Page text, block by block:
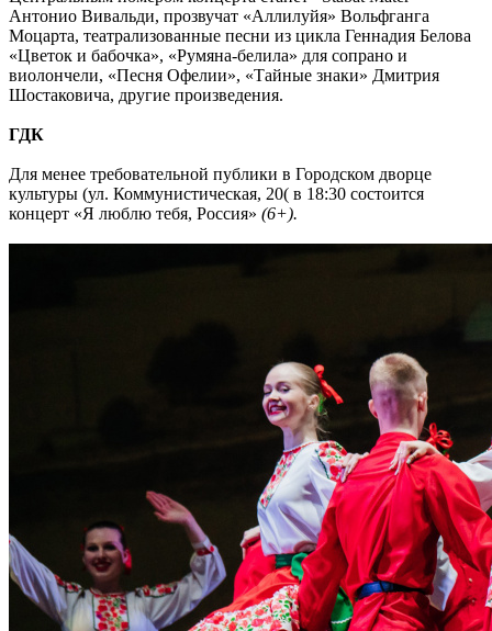
Антонио Вивальди, прозвучат «Аллилуйя» Вольфганга
Моцарта, театрализованные песни из цикла Геннадия Белова
«Цветок и бабочка», «Румяна-белила» для сопрано и
виолончели, «Песня Офелии», «Тайные знаки» Дмитрия
Шостаковича, другие произведения.
ГДК
Для менее требовательной публики в Городском дворце
культуры (ул. Коммунистическая, 20( в 18:30 состоится
концерт «Я люблю тебя, Россия» (6+).